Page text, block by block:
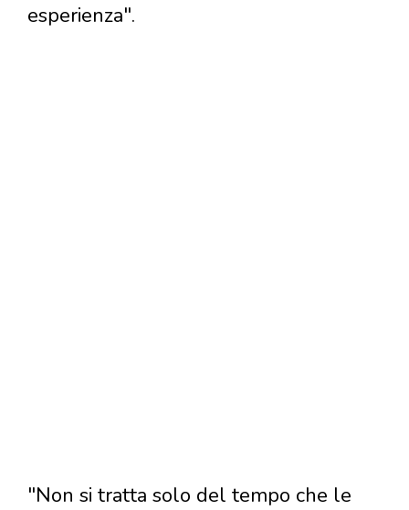
esperienza".
"Non si tratta solo del tempo che le